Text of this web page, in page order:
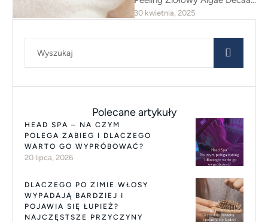
to naturalna terapia
naskórek, poprawia kondycję
30 kwietnia, 2025
Polecane artykuły
HEAD SPA – NA CZYM
POLEGA ZABIEG I DLACZEGO
WARTO GO WYPRÓBOWAĆ?
20 lipca, 2026
DLACZEGO PO ZIMIE WŁOSY
WYPADAJĄ BARDZIEJ I
POJAWIA SIĘ ŁUPIEŻ?
NAJCZĘSTSZE PRZYCZYNY